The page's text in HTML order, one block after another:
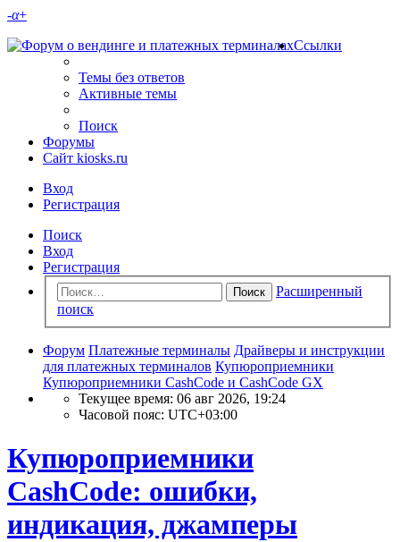
-α+
Ссылки
Темы без ответов
Активные темы
Поиск
Форумы
Сайт kiosks.ru
Вход
Регистрация
Поиск
Вход
Регистрация
Поиск
Расширенный
поиск
Форум Платежные терминалы Драйверы и инструкции
для платежных терминалов Купюроприемники
Купюроприемники CashCode и CashCode GX
Текущее время: 06 авг 2026, 19:24
Часовой пояс: UTC+03:00
Купюроприемники
CashCode: ошибки,
индикация, джамперы